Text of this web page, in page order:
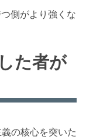
側がより強くな
た者が
の核心を突いた